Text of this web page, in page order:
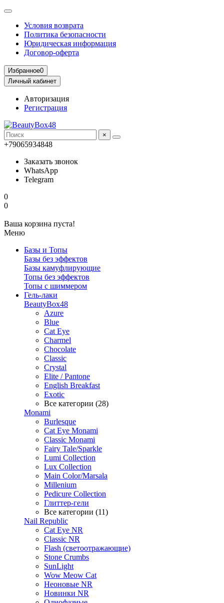
Условия возврата
Политика безопасности
Юридическая информация
Договор-оферта
Избранное0
Личный кабинет
Авторизация
Регистрация
×
+79065934848
Заказать звонок
WhatsApp
Telegram
0
0
Ваша корзина пуста!
Меню
Базы и Топы
Базы без эффектов
Базы камуфлирующие
Топы без эффектов
Топы с шиммером
Гель-лаки
BeautyBox48
Azure
Blue
Cat Eye
Charmel
Chocolate
Classic
Crystal
Elite / Pantone
English Breakfast
Exotic
Все категории (28)
Monami
Burlesque
Cat Eye Monami
Classic Monami
Fairy Tale/Sparkle
Lumi Collection
Lux Collection
Main Color/Marsala
Millenium
Pedicure Collection
Глиттер-гели
Все категории (11)
Nail Republic
Cat Eye NR
Classic NR
Flash (светоотражающие)
Stone Crumbs
SunLight
Wow Meow Cat
Неоновые NR
Новинки NR